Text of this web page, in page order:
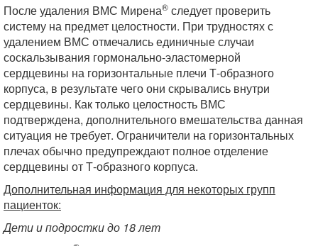
После удаления ВМС Мирена® следует проверить
систему на предмет целостности. При трудностях с
удалением ВМС отмечались единичные случаи
соскальзывания гормонально-эластомерной
сердцевины на горизонтальные плечи Т-образного
корпуса, в результате чего они скрывались внутри
сердцевины. Как только целостность ВМС
подтверждена, дополнительного вмешательства данная
ситуация не требует. Ограничители на горизонтальных
плечах обычно предупреждают полное отделение
сердцевины от Т-образного корпуса.
Дополнительная информация для некоторых групп
пациенток:
Дети и подростки до 18 лет